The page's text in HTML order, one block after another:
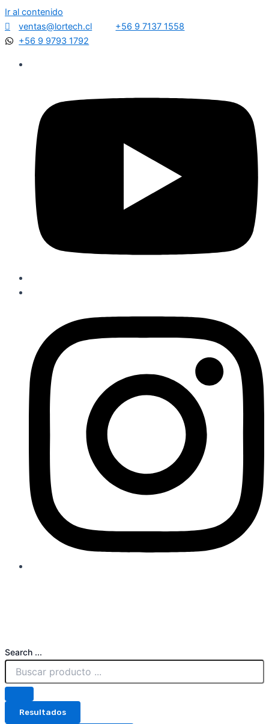
Ir al contenido
ventas@lortech.cl
+56 9 7137 1558
+56 9 9793 1792
Search ...
Resultados